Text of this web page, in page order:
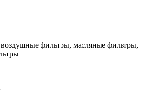
фильтры, масляные фильтры,